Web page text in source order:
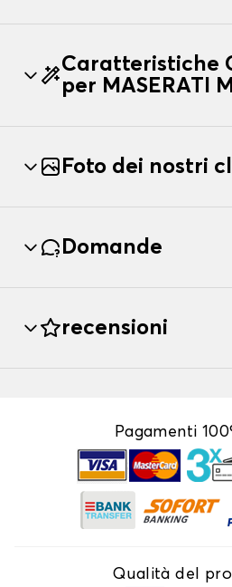
Caratteristiche
per MASERATI
Foto dei nostri
Domande
recensioni
Pagamenti
Qualità del